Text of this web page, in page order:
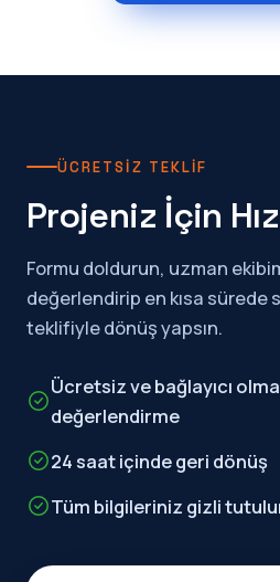
ÜCRETSIZ TEKLIF
Projeniz İçin
Formu doldurun, uzman
değerlendirip en kısa sürede
teklifiyle dönüş yapsın.
Ücretsiz ve bağlayıcı
değerlendirme
24 saat içinde geri dönüş
Tüm bilgileriniz gizli